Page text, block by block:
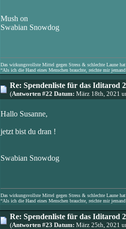
Mush on
Swabian Snowdog
Das wirkungsvollste Mittel gegen Stress & schlechte Laune
“Als ich die Hand eines Menschen brauchte, reichte mir jemand
Re: Spendenliste für das Iditarod
(Antworten #22 Datum: März 18th, 2021
Hallo Susanne,
jetzt bist du dran !
Swabian Snowdog
Das wirkungsvollste Mittel gegen Stress & schlechte Laune
“Als ich die Hand eines Menschen brauchte, reichte mir jemand
Re: Spendenliste für das Iditarod
(Antworten #23 Datum: März 25th, 2021